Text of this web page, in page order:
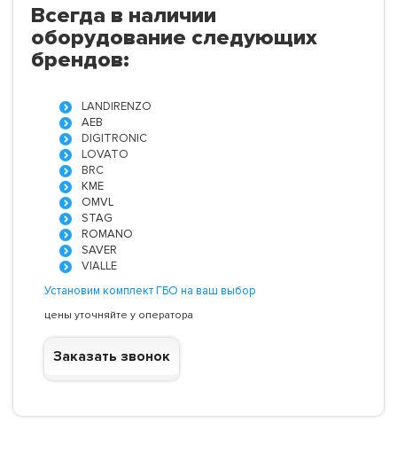
Всегда в наличии
оборудование следующих
брендов:
LANDIRENZO
AEB
DIGITRONIC
LOVATO
BRC
KME
OMVL
STAG
ROMANO
SAVER
VIALLE
Установим комплект ГБО на ваш выбор
цены уточняйте у оператора
Заказать звонок